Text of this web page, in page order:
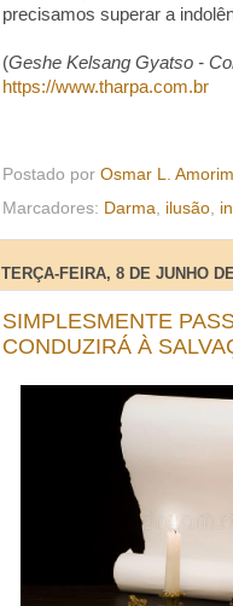
precisamos superar a
(Geshe Kelsang Gyatso -
https://www.tharpa.com.br
Postado por Osmar L. Amorim
Marcadores: Darma ilusão
TERÇA-FEIRA, 8 DE JUNHO
SIMPLESMENTE
CONDUZIRÁ À